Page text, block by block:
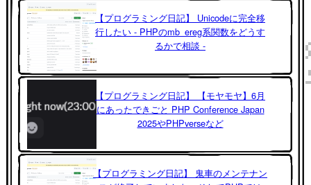
【プログラミング日記】 Unicodeに完全移
行したい - PHPのmb_ereg系関数をどうす
るかで相談 -
【プログラミング日記】 【モヤモヤ】6月
にあったできごと PHP Conference Japan
2025やPHPverseなど
【プログラミング日記】 鬼車のメンテナン